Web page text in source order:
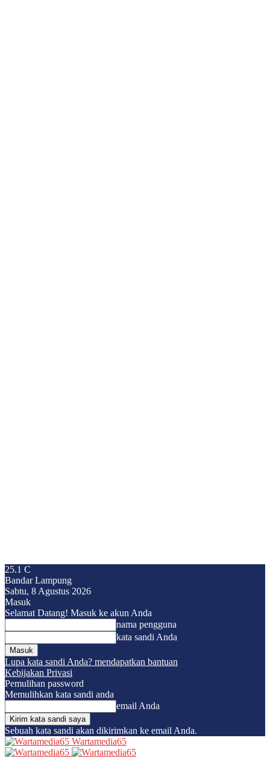
25.1 C
Bandar Lampung
Sabtu, 8 Agustus 2026
Masuk
Selamat Datang! Masuk ke akun Anda
nama pengguna
kata sandi Anda
Lupa kata sandi Anda? mendapatkan bantuan
Kebijakan Privasi
Pemulihan password
Memulihkan kata sandi anda
email Anda
Sebuah kata sandi akan dikirimkan ke email Anda.
Wartamedia65